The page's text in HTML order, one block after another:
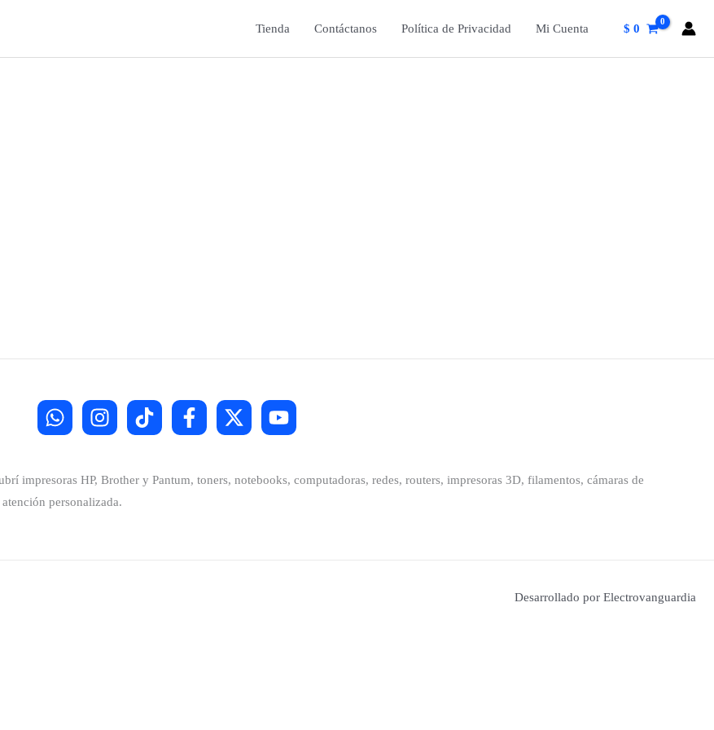
Tienda Contáctanos Política de Privacidad Mi Cuenta $ 0
impresoras HP, Brother y Pantum, toners, notebooks, computadoras, redes, routers, impresoras 3D, filamentos, cámaras de
personalizada.
Desarrollado por Electrovanguardia